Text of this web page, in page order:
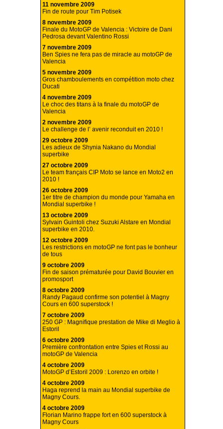
11 novembre 2009
Fin de route pour Tim Potisek
8 novembre 2009
Finale du MotoGP de Valencia : Victoire de Dani
Pedrosa devant Valentino Rossi
7 novembre 2009
Ben Spies ne fera pas de miracle au motoGP de
Valencia
5 novembre 2009
Gros chamboulements en compétition moto chez
Ducati
4 novembre 2009
Le choc des titans à la finale du motoGP de
Valencia
2 novembre 2009
Le challenge de l’ avenir reconduit en 2010 !
29 octobre 2009
Les adieux de Shynia Nakano du Mondial
superbike
27 octobre 2009
Le team français CIP Moto se lance en Moto2 en
2010 !
26 octobre 2009
1er titre de champion du monde pour Yamaha en
Mondial superbike !
13 octobre 2009
Sylvain Guintoli chez Suzuki Alstare en Mondial
superbike en 2010.
12 octobre 2009
Les restrictions en motoGP ne font pas le bonheur
de tous
9 octobre 2009
Fin de saison prématurée pour David Bouvier en
promosport
8 octobre 2009
Randy Pagaud confirme son potentiel à Magny
Cours en 600 superstock !
7 octobre 2009
250 GP : Magnifique prestation de Mike di Meglio à
Estoril
6 octobre 2009
Première confrontation entre Spies et Rossi au
motoGP de Valencia
4 octobre 2009
MotoGP d’Estoril 2009 : Lorenzo en orbite !
4 octobre 2009
Haga reprend la main au Mondial superbike de
Magny Cours.
4 octobre 2009
Florian Marino frappe fort en 600 superstock à
Magny Cours